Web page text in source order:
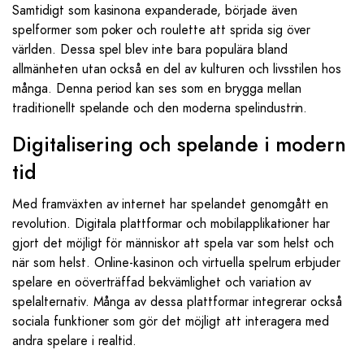
Samtidigt som kasinona expanderade, började även
spelformer som poker och roulette att sprida sig över
världen. Dessa spel blev inte bara populära bland
allmänheten utan också en del av kulturen och livsstilen hos
många. Denna period kan ses som en brygga mellan
traditionellt spelande och den moderna spelindustrin.
Digitalisering och spelande i modern
tid
Med framväxten av internet har spelandet genomgått en
revolution. Digitala plattformar och mobilapplikationer har
gjort det möjligt för människor att spela var som helst och
när som helst. Online-kasinon och virtuella spelrum erbjuder
spelare en oöverträffad bekvämlighet och variation av
spelalternativ. Många av dessa plattformar integrerar också
sociala funktioner som gör det möjligt att interagera med
andra spelare i realtid.